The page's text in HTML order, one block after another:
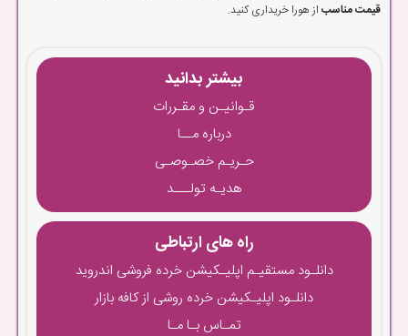
قیمت مناسب از هورا خریداری کنید.
بیشتر بدانید
قـوانیـن و مقـررات
درباره مــا
حـریـم خصـوصـی
هدیـه تولـــد
راه های ارتباطی
دانلـود مستقیـم اپلیـکیشن خرده فروشی اندروید
دانلـود اپلیـکیشن خرده روشی از کافه بازار
تمـاس بـا مـا